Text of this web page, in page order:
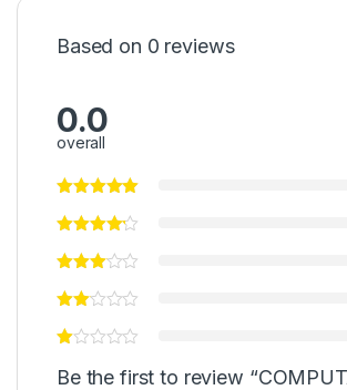
Based on 0 reviews
0.0
overall
Be the first to review